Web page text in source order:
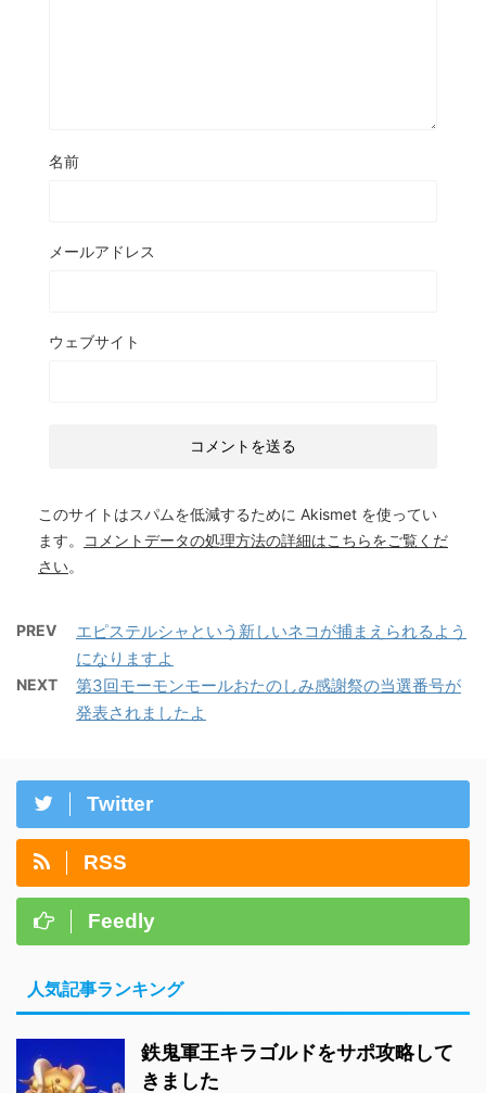
名前
メールアドレス
ウェブサイト
このサイトはスパムを低減するために Akismet を使ってい
ます。
コメントデータの処理方法の詳細はこちらをご覧くだ
さい。
PREV
エピステルシャという新しいネコが捕まえられるよう
になりますよ
NEXT
第3回モーモンモールおたのしみ感謝祭の当選番号が
発表されましたよ
Twitter
RSS
Feedly
人気記事ランキング
鉄鬼軍王キラゴルドをサポ攻略して
きました